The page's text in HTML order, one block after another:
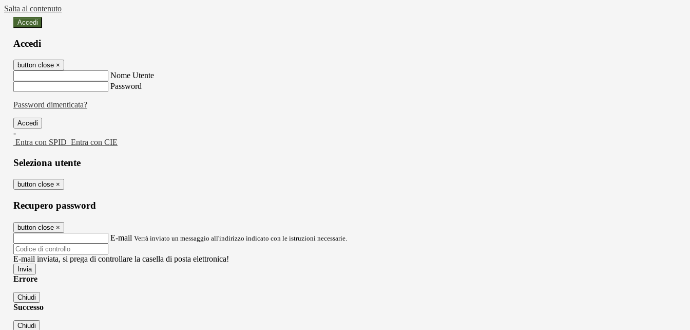
Salta al contenuto
Accedi
Accedi
button close ×
Nome Utente
Password
Password dimenticata?
-
Entra con SPID Entra con CIE
Seleziona utente
button close ×
Recupero password
button close ×
E-mail Verrà inviato un messaggio all'indirizzo indicato con le istruzioni necessarie.
E-mail inviata, si prega di controllare la casella di posta elettronica!
Errore
Chiudi
Successo
Chiudi